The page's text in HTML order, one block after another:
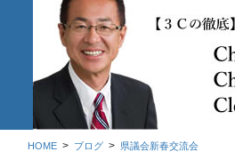
ブログ
HOME ブログ
県議会新春交流会